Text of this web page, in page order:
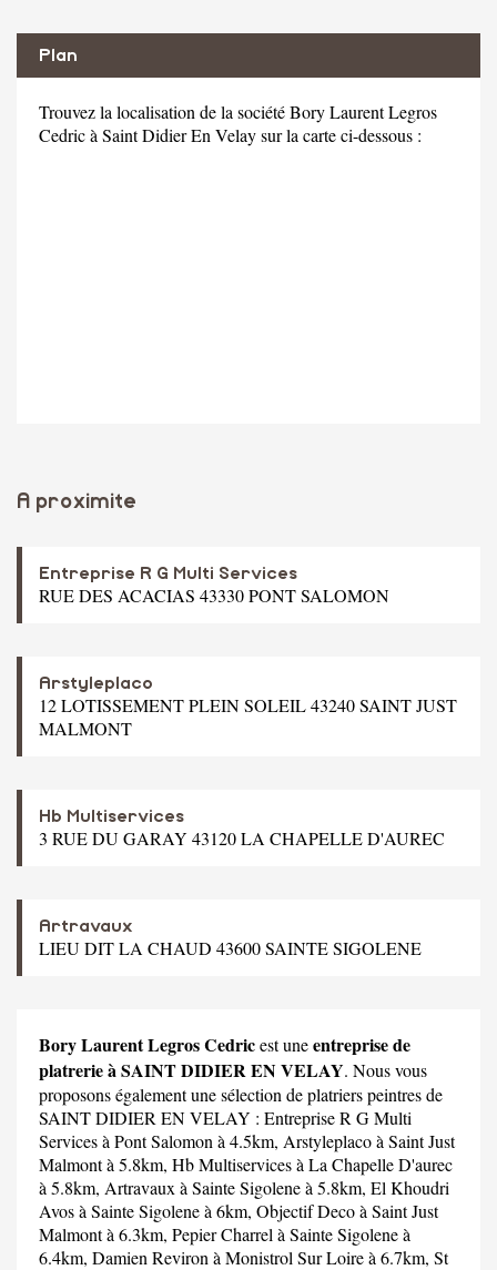
Plan
Trouvez la localisation de la société Bory Laurent Legros
Cedric à Saint Didier En Velay sur la carte ci-dessous :
A proximite
Entreprise R G Multi Services
RUE DES ACACIAS 43330 PONT SALOMON
Arstyleplaco
12 LOTISSEMENT PLEIN SOLEIL 43240 SAINT JUST
MALMONT
Hb Multiservices
3 RUE DU GARAY 43120 LA CHAPELLE D'AUREC
Artravaux
LIEU DIT LA CHAUD 43600 SAINTE SIGOLENE
Bory Laurent Legros Cedricest uneentreprise de
platrerie à SAINT DIDIER EN VELAY. Nous vous
proposons également une sélection de platriers peintres de
SAINT DIDIER EN VELAY : Entreprise R G Multi
Servicesà Pont Salomon à 4.5km, Arstyleplacoà Saint Just
Malmont à 5.8km, Hb Multiservicesà La Chapelle D'aurec
à 5.8km, Artravaux à Sainte Sigolene à 5.8km, El Khoudri
Avosà Sainte Sigolene à 6km, Objectif Decoà Saint Just
Malmont à 6.3km, Pepier Charrel à Sainte Sigolene à
6.4km, Damien Reviron à Monistrol Sur Loire à 6.7km, St